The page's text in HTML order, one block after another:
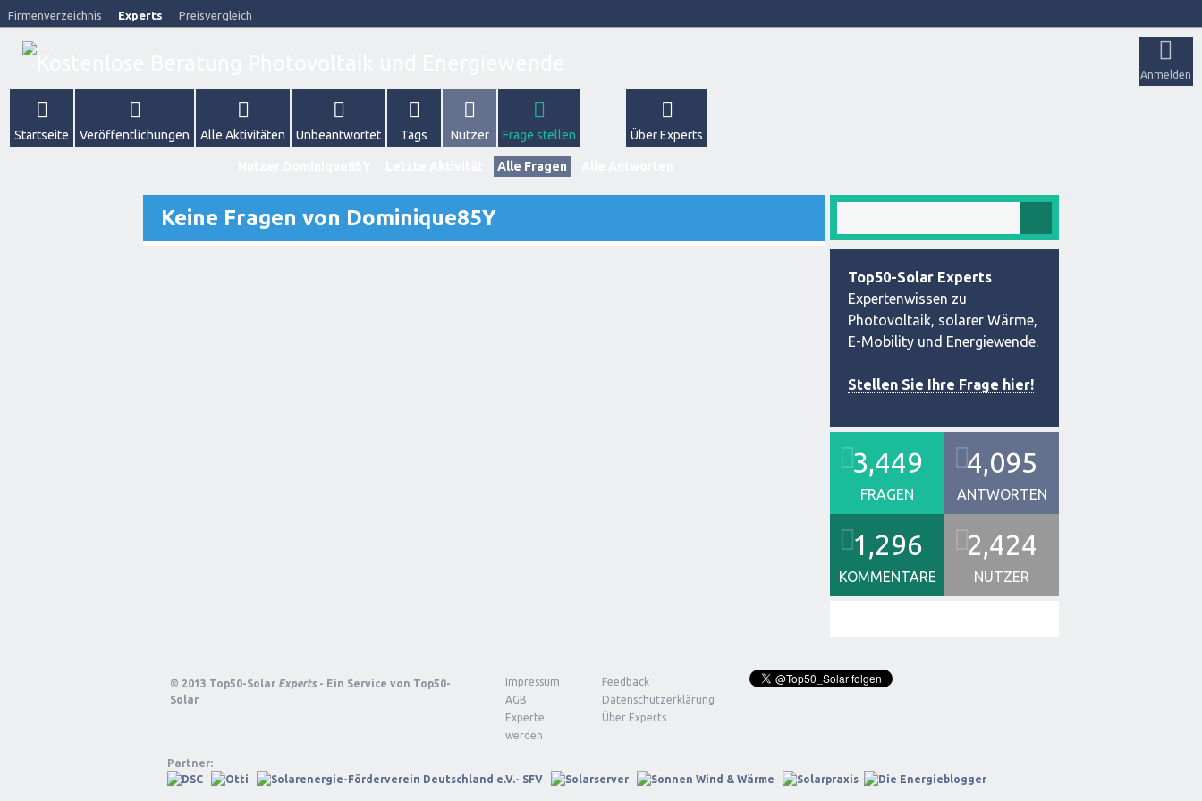
Firmenverzeichnis Experts Preisvergleich
Anmelden
Startseite Veröffentlichungen Alle Aktivitäten Unbeantwortet Tags Nutzer Frage stellen Über Experts
Alle Fragen
Keine Fragen von Dominique85Y
Top50-Solar Experts
Expertenwissen zu
Photovoltaik, solarer Wärme,
E-Mobility und Energiewende.
Stellen Sie Ihre Frage hier!
3,449
FRAGEN
4,095
ANTWORTEN
1,296
KOMMENTARE
2,424
NUTZER
© 2013 Top50-Solar Experts - Ein Service von Top50-
Solar
Impressum
Feedback
AGB
Datenschutzerklärung
Experte
werden
Über Experts
Partner: